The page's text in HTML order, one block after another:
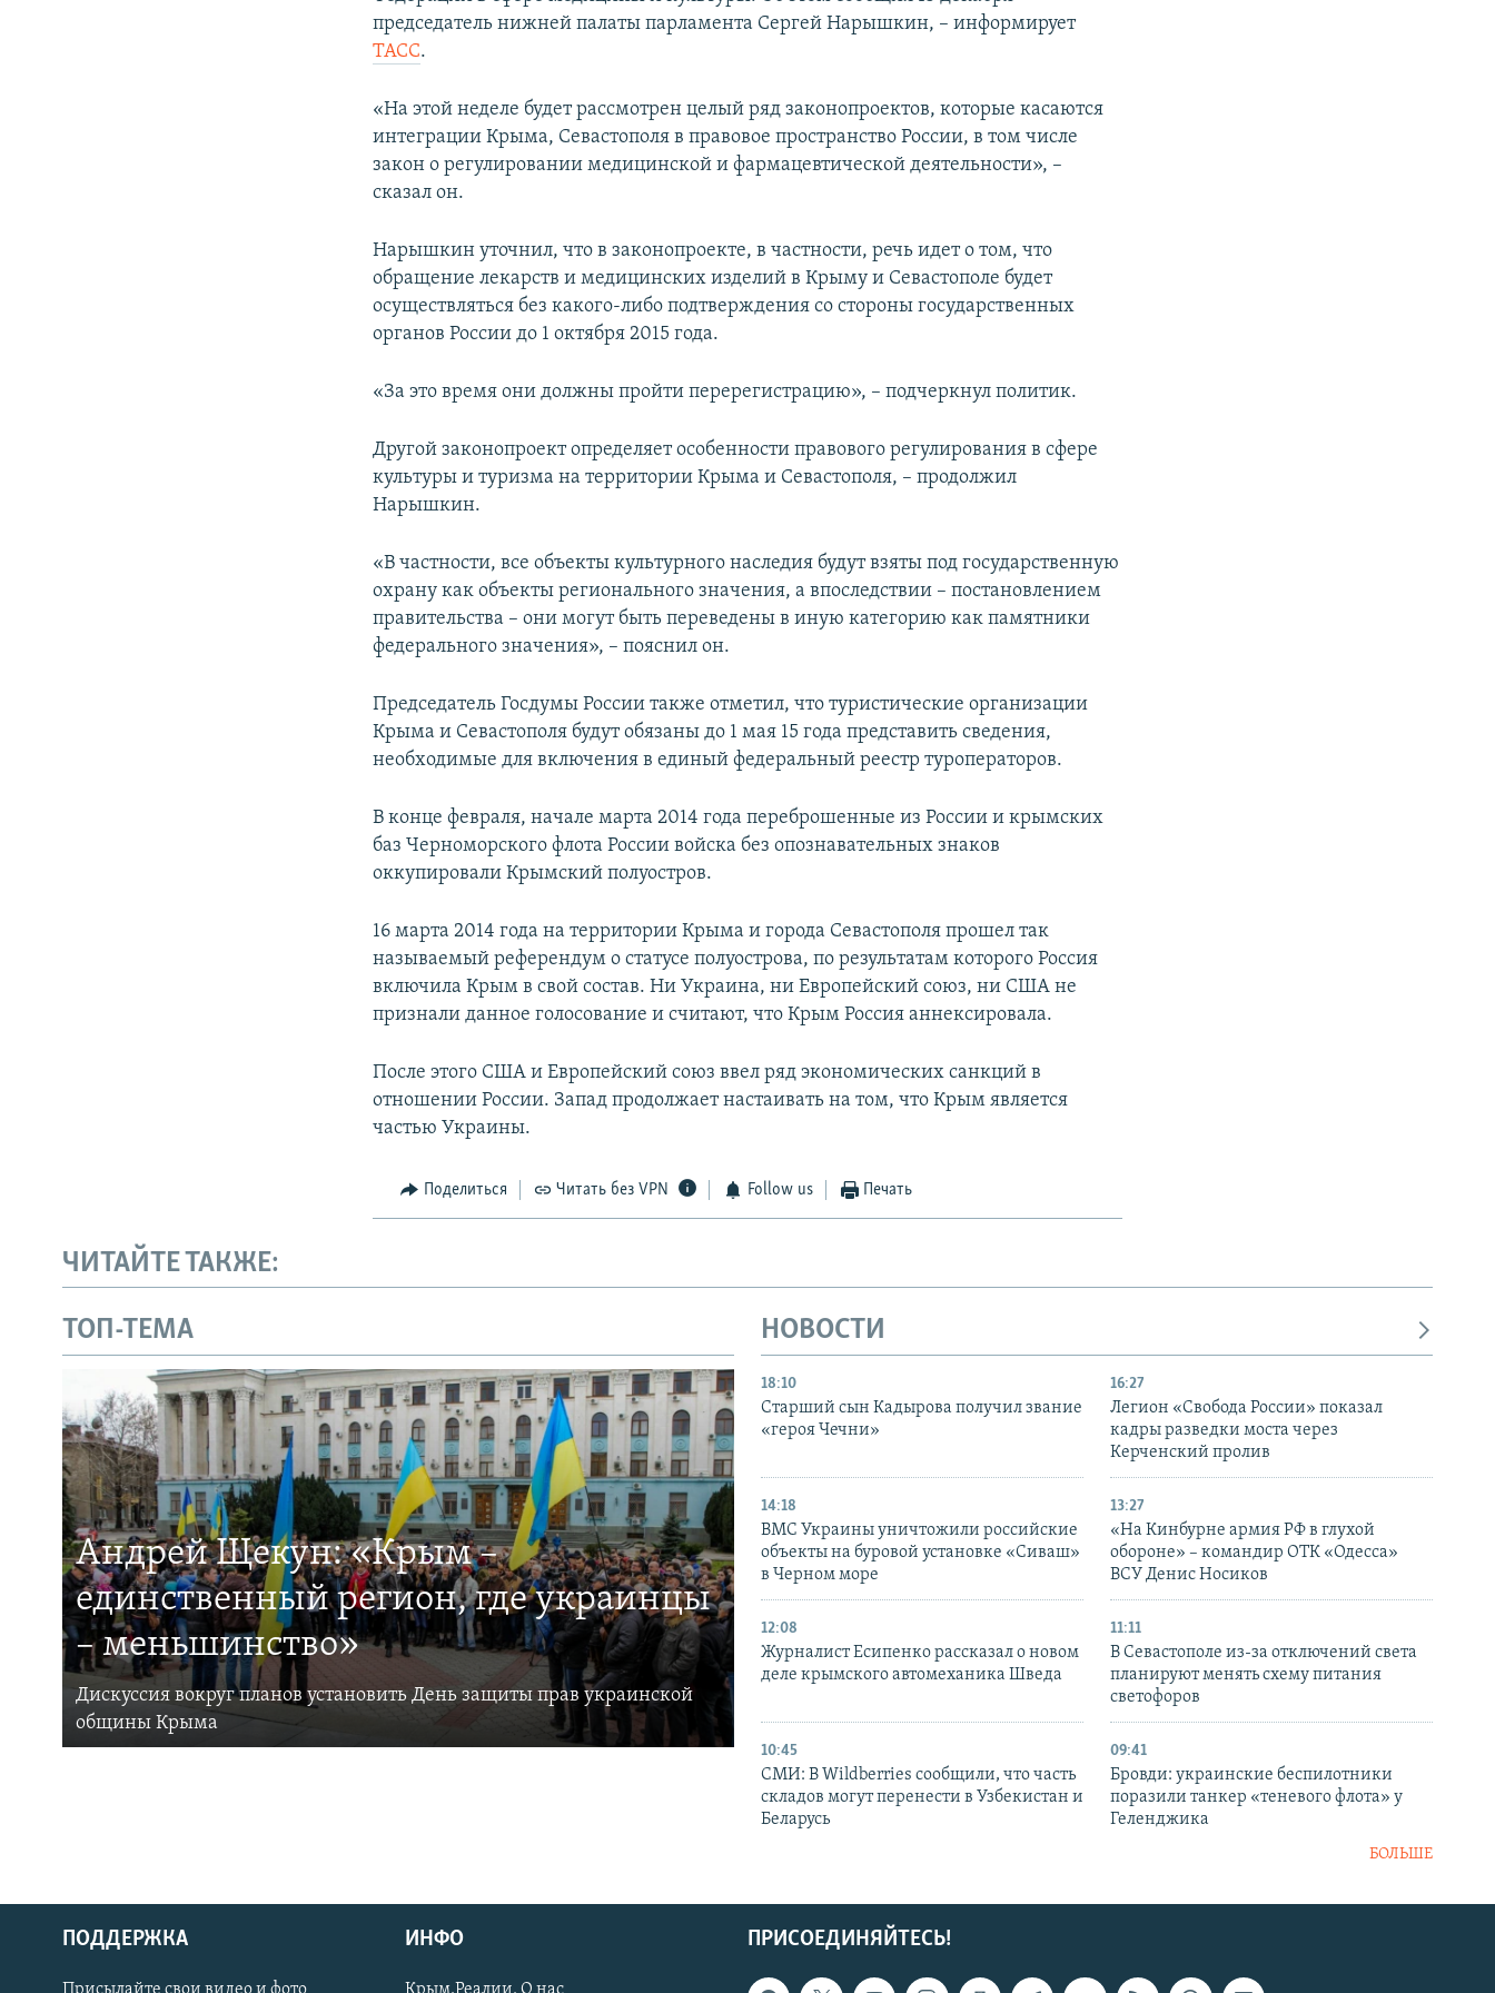
Українською
председатель нижней палаты парламента Сергей Нарышкин, – информирует
ТАСС.
«На этой неделе будет рассмотрен целый ряд законопроектов, которые касаются
интеграции Крыма, Севастополя в правовое пространство России, в том числе
закон о регулировании медицинской и фармацевтической деятельности», –
сказал он.
Нарышкин уточнил, что в законопроекте, в частности, речь идет о том, что
обращение лекарств и медицинских изделий в Крыму и Севастополе будет
осуществляться без какого-либо подтверждения со стороны государственных
органов России до 1 октября 2015 года.
«За это время они должны пройти перерегистрацию», – подчеркнул политик.
Другой законопроект определяет особенности правового регулирования в сфере
культуры и туризма на территории Крыма и Севастополя, – продолжил
Нарышкин.
«В частности, все объекты культурного наследия будут взяты под государственную
охрану как объекты регионального значения, а впоследствии – постановлением
правительства – они могут быть переведены в иную категорию как памятники
федерального значения», – пояснил он.
Председатель Госдумы России также отметил, что туристические организации
Крыма и Севастополя будут обязаны до 1 мая 15 года представить сведения,
необходимые для включения в единый федеральный реестр туроператоров.
В конце февраля, начале марта 2014 года переброшенные из России и крымских
баз Черноморского флота России войска без опознавательных знаков
оккупировали Крымский полуостров.
16 марта 2014 года на территории Крыма и города Севастополя прошел так
называемый референдум о статусе полуострова, по результатам которого Россия
включила Крым в свой состав. Ни Украина, ни Европейский союз, ни США не
признали данное голосование и считают, что Крым Россия аннексировала.
После этого США и Европейский союз ввел ряд экономических санкций в
отношении России. Запад продолжает настаивать на том, что Крым является
частью Украины.
Поделиться Читать без VPN Follow us Печать
ЧИТАЙТЕ ТАКЖЕ:
ТОП-ТЕМА
Андрей Щекун: «Крым –
единственный регион, где украинцы
– меньшинство»
Дискуссия вокруг планов установить День защиты прав украинской
общины Крыма
НОВОСТИ
18:10
Старший сын Кадырова получил звание
«героя Чечни»
16:27
Легион «Свобода России» показал
кадры разведки моста через
Керченский пролив
14:18
ВМС Украины уничтожили российские
объекты на буровой установке «Сиваш»
в Черном море
13:27
«На Кинбурне армия РФ в глухой
обороне» – командир ОТК «Одесса»
ВСУ Денис Носиков
12:08
Журналист Есипенко рассказал о новом
деле крымского автомеханика Шведа
11:11
В Севастополе из-за отключений света
планируют менять схему питания
светофоров
10:45
СМИ: В Wildberries сообщили, что часть
складов могут перенести в Узбекистан и
Беларусь
09:41
Бровди: украинские беспилотники
поразили танкер «теневого флота» у
Геленджика
БОЛЬШЕ
ПРИСОЕДИНЯЙТЕСЬ!
ПОДДЕРЖКА ИНФО